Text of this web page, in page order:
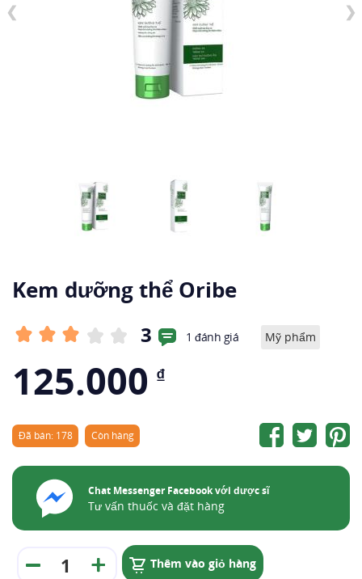
❮ ❯
Kem dưỡng thể Oribe
3 1 đánh giá Mỹ phẩm
125.000 ₫
Đã bán: 178 Còn hàng
Chat Messenger Facebook với dược sĩ
Tư vấn thuốc và đặt hàng
Thêm vào giỏ hàng